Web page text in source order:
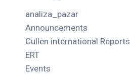
analiza_pazar
Announcements
Cullen international Reports
ERT
Events